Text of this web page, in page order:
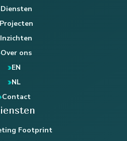
Diensten
Inzichten
Over ons
EN
NL
Contact
Footprint